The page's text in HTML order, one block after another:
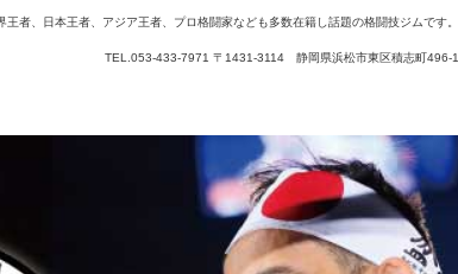
者、日本王者、アジア王者、プロ格闘家なども多数在籍し話題の格闘技ジムです。
TEL.053-433-7971 〒1431-3114 静岡県浜松市東区積志町496-1